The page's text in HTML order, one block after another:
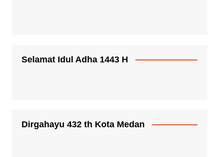
Selamat Idul Adha 1443 H
Dirgahayu 432 th Kota Medan